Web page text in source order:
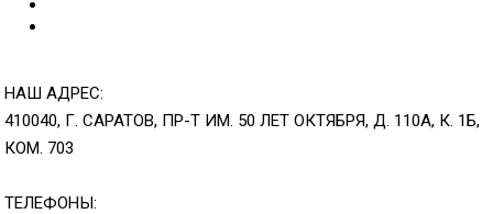
НАШ АДРЕС:
410040, Г. САРАТОВ, ПР-Т ИМ. 50 ЛЕТ ОКТЯБРЯ, Д. 110А, К. 1Б,
КОМ. 703
ТЕЛЕФОНЫ: